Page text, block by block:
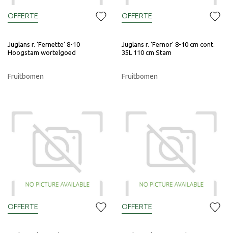
Juglans r. 'Fernette' 8-10
Hoogstam wortelgoed
Fruitbomen
OFFERTE
Juglans r. 'Fernor' 8-10 cm cont.
35L 110 cm Stam
Fruitbomen
OFFERTE
OFFERTE OFFERTE